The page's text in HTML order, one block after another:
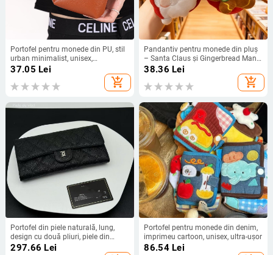
Portofel pentru monede din PU, stil
urban minimalist, unisex,
impermeabil și ultra-ușor
37.05 Lei
add_shopping_cart
Pandantiv pentru monede din pluș
– Santa Claus și Gingerbread Man,
unisex, Domi Duck, căptușit cu pluș,
38.36 Lei
add_shopping_cart
Portofel din piele naturală, lung,
design cu două pliuri, piele din
primul strat, căptușeală poliester
297.66 Lei
Portofel pentru monede din denim,
imprimeu cartoon, unisex, ultra-ușor
86.54Lei